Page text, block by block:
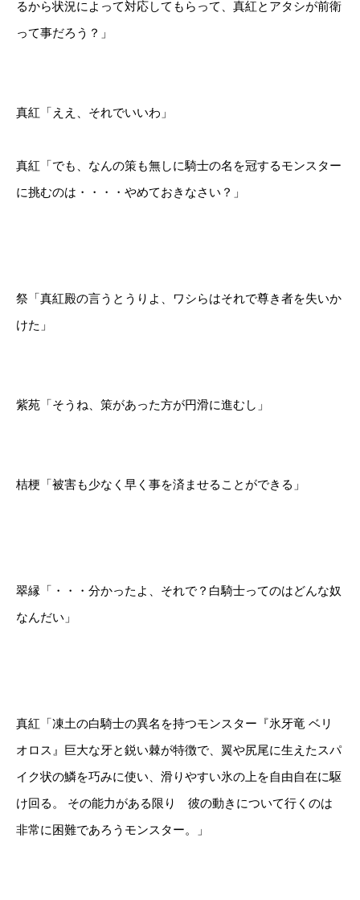
るから状況によって対応してもらって、真紅とアタシが前衛
って事だろう？」
真紅「ええ、それでいいわ」
真紅「でも、なんの策も無しに騎士の名を冠するモンスター
に挑むのは・・・・やめておきなさい？」
祭「真紅殿の言うとうりよ、ワシらはそれで尊き者を失いか
けた」
紫苑「そうね、策があった方が円滑に進むし」
桔梗「被害も少なく早く事を済ませることができる」
翠縁「・・・分かったよ、それで？白騎士ってのはどんな奴
なんだい」
真紅「凍土の白騎士の異名を持つモンスター『氷牙竜 ベリ
オロス』巨大な牙と鋭い棘が特徴で、翼や尻尾に生えたスパ
イク状の鱗を巧みに使い、滑りやすい氷の上を自由自在に駆
け回る。 その能力がある限り 彼の動きについて行くのは
非常に困難であろうモンスター。」